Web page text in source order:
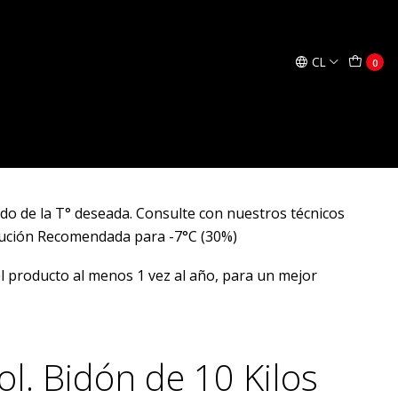
CL 0
Comprar ahora
de cerveza o sistemas remotos de dispensado de
de la T° deseada. Consulte con nuestros técnicos
Recomendada para -7°C (30%)
producto al menos 1 vez al año, para un mejor
Bidón de 10 Kilos